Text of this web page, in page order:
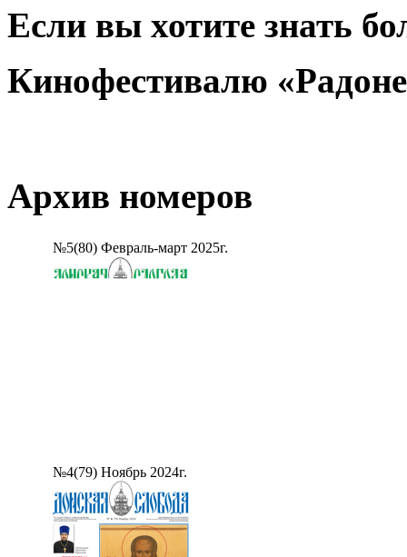
Если вы хотите знать
Кинофестивалю
Архив номеров
№5(80) Февраль-март 2025г.
№4(79) Ноябрь 2024г.